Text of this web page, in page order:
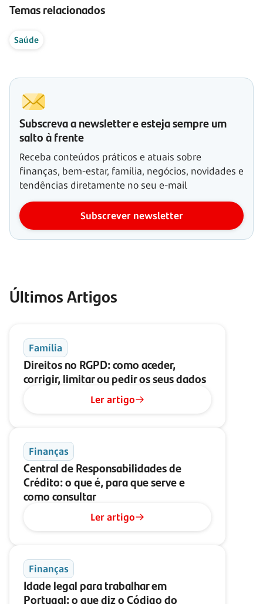
Temas relacionados
Saúde
Subscreva a newsletter e esteja sempre um
salto à frente
Receba conteúdos práticos e atuais sobre
finanças, bem-estar, família, negócios, novidades e
tendências diretamente no seu e-mail
Subscrever newsletter
Últimos Artigos
Família
Direitos no RGPD: como aceder,
corrigir, limitar ou pedir os seus dados
Ler artigo
Finanças
Central de Responsabilidades de
Crédito: o que é, para que serve e
como consultar
Ler artigo
Finanças
Idade legal para trabalhar em
Portugal: o que diz o Código do